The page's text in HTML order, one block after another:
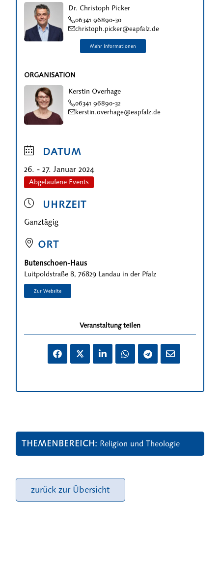
Dr. Christoph Picker
06341 96890-30
christoph.picker@eapfalz.de
ORGANISATION
Kerstin Overhage
06341 96890-32
kerstin.overhage@eapfalz.de
DATUM
26. - 27. Januar 2024
Abgelaufene Events
UHRZEIT
Ganztägig
ORT
Butenschoen-Haus
Luitpoldstraße 8, 76829 Landau in der Pfalz
Veranstaltung teilen
THEMENBEREICH Religion und Theologie
zurück zur Übersicht